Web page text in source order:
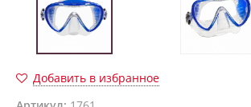
Добавить в избранное